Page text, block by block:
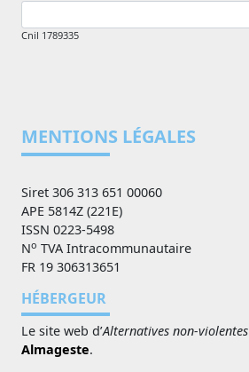
Cnil 1789335
MENTIONS LÉGALES
Siret 306 313 651 00060
APE 5814Z (221E)
ISSN 0223-5498
No TVA Intracommunautaire
FR 19 306313651
HÉBERGEUR
Le site web d’Alternatives non-violentes
Almageste.